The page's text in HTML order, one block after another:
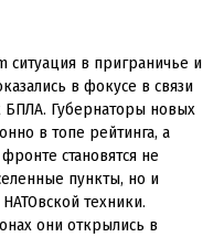
ситуация в приграничье и
в фокусе в связи
БПЛА. Губернаторы новых
в топе рейтинга, а
становятся не
пункты, но и
техники.
они открылись в